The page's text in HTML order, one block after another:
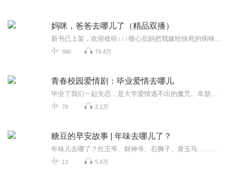
妈咪，爸爸去哪儿了（精品双播）
390 79.4万
青春校园爱情剧：毕业爱情去哪儿
79 2.1万
糖豆的早安故事 | 年味去哪儿了？
13 5.6万